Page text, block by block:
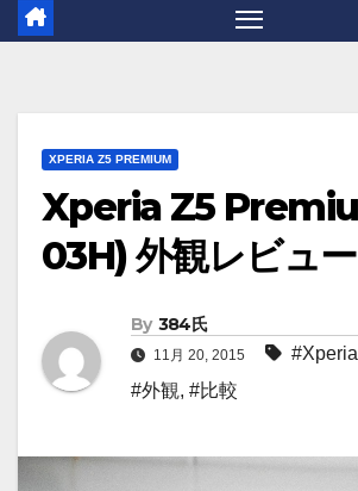
XPERIA Z5 PREMIUM
Xperia Z5
03H) 外観レビュー
By 384氏
11月 20, 2015
#外観, #比較